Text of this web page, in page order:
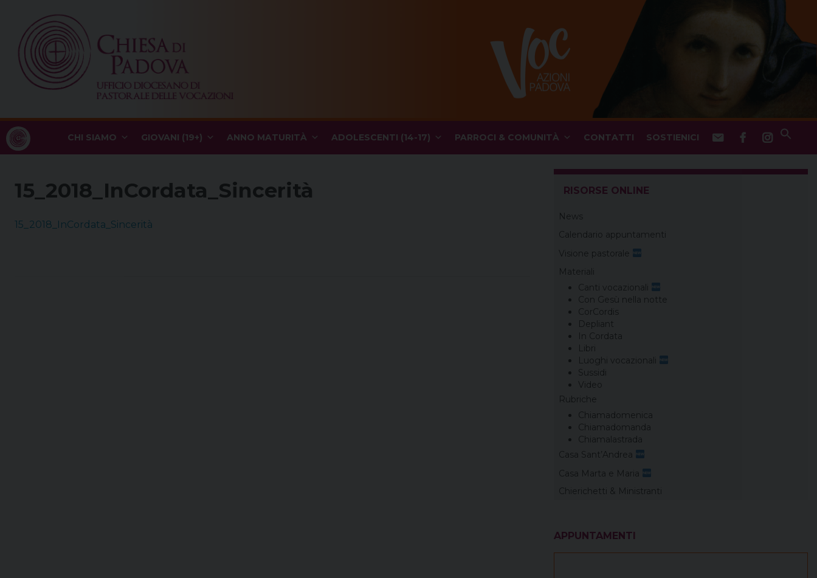
content
CHI SIAMO GIOVANI (19+) ANNO MATURITÀ ADOLESCENTI (14-17) PARROCI & COMUNITÀ CONTATTI SOSTIENICI
15_2018_InCordata_Sincerità
15_2018_InCordata_Sincerità
RISORSE ONLINE
News
Calendario appuntamenti
Visione pastorale
Materiali
Canti vocazionali
Con Gesù nella notte
CorCordis
Depliant
In Cordata
Libri
Luoghi vocazionali
Sussidi
Video
Rubriche
Chiamadomenica
Chiamadomanda
Chiamalastrada
Casa Sant’Andrea
Casa Marta e Maria
Chierichetti & Ministranti
APPUNTAMENTI